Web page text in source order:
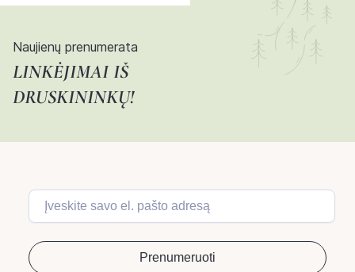
Naujienų prenumerata
LINKĖJIMAI IŠ
DRUSKININKŲ!